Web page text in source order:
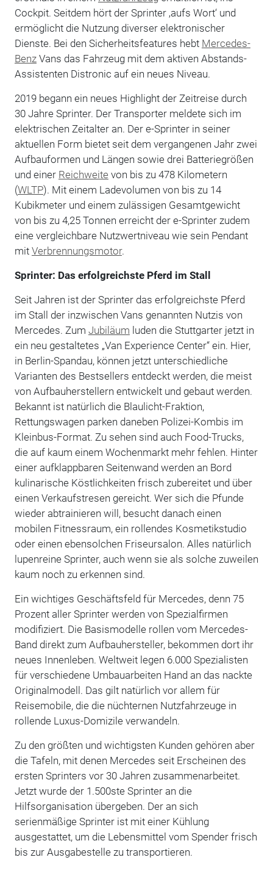
Cockpit. Seitdem hört der Sprinter ‚aufs Wort‘ und
ermöglicht die Nutzung diverser elektronischer
Dienste. Bei den Sicherheitsfeatures hebt Mercedes-
BenzVans das Fahrzeug mit dem aktiven Abstands-
Assistenten Distronic auf ein neues Niveau.
2019 begann ein neues Highlight der Zeitreise durch
30 Jahre Sprinter. Der Transporter meldete sich im
elektrischen Zeitalter an. Der e-Sprinter in seiner
aktuellen Form bietet seit dem vergangenen Jahr zwei
Aufbauformen und Längen sowie drei Batteriegrößen
und einer Reichweite von bis zu 478 Kilometern
(WLTP). Mit einem Ladevolumen von bis zu 14
Kubikmeter und einem zulässigen Gesamtgewicht
von bis zu 4,25 Tonnen erreicht der e-Sprinter zudem
eine vergleichbare Nutzwertniveau wie sein Pendant
mit Verbrennungsmotor.
Sprinter: Das erfolgreichste Pferd im Stall
Seit Jahren ist der Sprinter das erfolgreichste Pferd
im Stall der inzwischen Vans genannten Nutzis von
Mercedes. Zum Jubiläum luden die Stuttgarter jetzt in
ein neu gestaltetes „Van Experience Center“ ein. Hier,
in Berlin-Spandau, können jetzt unterschiedliche
Varianten des Bestsellers entdeckt werden, die meist
von Aufbauherstellern entwickelt und gebaut werden.
Bekannt ist natürlich die Blaulicht-Fraktion,
Rettungswagen parken daneben Polizei-Kombis im
Kleinbus-Format. Zu sehen sind auch Food-Trucks,
die auf kaum einem Wochenmarkt mehr fehlen. Hinter
einer aufklappbaren Seitenwand werden an Bord
kulinarische Köstlichkeiten frisch zubereitet und über
einen Verkaufstresen gereicht. Wer sich die Pfunde
wieder abtrainieren will, besucht danach einen
mobilen Fitnessraum, ein rollendes Kosmetikstudio
oder einen ebensolchen Friseursalon. Alles natürlich
lupenreine Sprinter, auch wenn sie als solche zuweilen
kaum noch zu erkennen sind.
Ein wichtiges Geschäftsfeld für Mercedes, denn 75
Prozent aller Sprinter werden von Spezialfirmen
modifiziert. Die Basismodelle rollen vom Mercedes-
Band direkt zum Aufbauhersteller, bekommen dort ihr
neues Innenleben. Weltweit legen 6.000 Spezialisten
für verschiedene Umbauarbeiten Hand an das nackte
Originalmodell. Das gilt natürlich vor allem für
Reisemobile, die die nüchternen Nutzfahrzeuge in
rollende Luxus-Domizile verwandeln.
Zu den größten und wichtigsten Kunden gehören aber
die Tafeln, mit denen Mercedes seit Erscheinen des
ersten Sprinters vor 30 Jahren zusammenarbeitet.
Jetzt wurde der 1.500ste Sprinter an die
Hilfsorganisation übergeben. Der an sich
serienmäßige Sprinter ist mit einer Kühlung
ausgestattet, um die Lebensmittel vom Spender frisch
bis zur Ausgabestelle zu transportieren.